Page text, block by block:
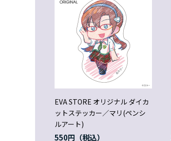
EVA STORE オリジナル ダイカ
ットステッカー／マリ(ペンシ
ルアート)
550円